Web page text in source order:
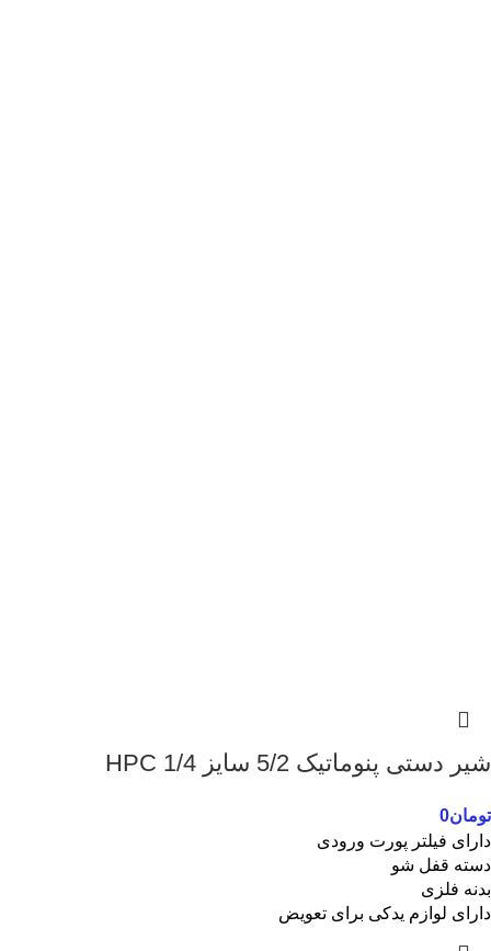
شیر دستی پنوماتیک 5/2 سایز 1/4 HPC
تومان0
دارای فیلتر پورت ورودی
دسته قفل شو
بدنه فلزی
دارای لوازم یدکی برای تعویض